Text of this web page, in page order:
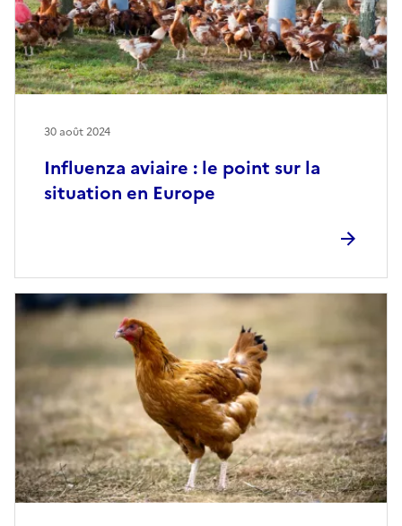
Influenza aviaire : le point sur la
situation en Europe
30 août 2024